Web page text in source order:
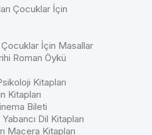
Çocuklar İçin
Çocuklar İçin Masallar
Roman Öykü
Kitapları
Kitapları
Bileti
Dil Kitapları
Macera Kitapları